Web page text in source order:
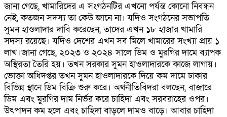
জানা গেছে, খামারিদের এ সংগঠনটির এখনো পর্যন্ত কোনো নিবন্ধন
নেই, কতজন সদস্য তা কেউ জানে না। যদিও সংগঠনের সভাপতি
সুমন হাওলাদার দাবি করেছেন, তাদের এখন ১৮ হাজার খামারি
সদস্য রয়েছে। যদিও দেশের এখন সব মিলে খামারের সংখ্যা প্রায় ১
লাখ।জানা গেছে, ২০২৩ ও ২০২৪ সালে ডিম ও মুরগির দামে ব্যাপক
অস্থিরতা তৈরি হয়। তখন সরকার সুমন হাওলাদারকে কাজে লাগায়।
ভোক্তা অধিদপ্তর তখন সুমন হাওলাদারকে দিয়ে কম দামে ঢাকার
বিভিন্ন স্থানে ডিম বিক্রি শুরু করে। অর্থনীতিবিদরা বলছেন, বাজারে
ডিম এবং মুরগির দাম নির্ভর করে চাহিদা এবং সরবরাহের ওপর।
উৎপাদন কম হলে এবং চাহিদা বাড়লে দামও বাড়ে। আবার চাহিদা